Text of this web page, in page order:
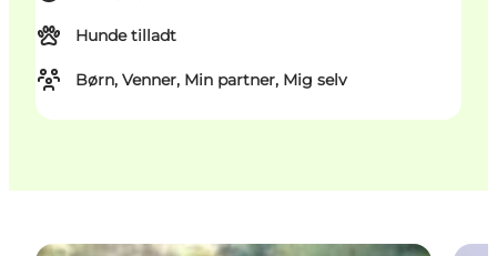
Hunde tilladt
Børn, Venner, Min partner, Mig selv